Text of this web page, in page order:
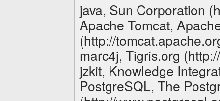
java, Sun Corporation
Apache Tomcat,
(http://
marc4j, Tigris.org
jzkit, Knowledge
PostgreSQL, The